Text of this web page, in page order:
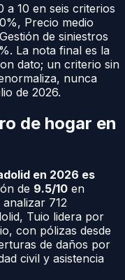
a 10 en seis criterios
%, Precio medio
Gestión de siniestros
%. La nota final es la
dato; un criterio sin
nunca
de 2026.
de hogar en
en 2026 es
de 9.5/10 en
analizar 712
, Tuio lidera por
con pólizas desde
de daños por
civil y asistencia